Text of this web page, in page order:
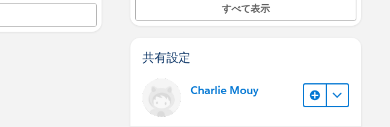
すべて表示
共有設定
Charlie Mouy